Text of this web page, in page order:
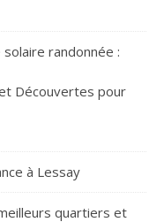
randonnée :
Découvertes pour
à Lessay
quartiers et